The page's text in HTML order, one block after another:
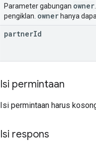
Parameter gabungan owner
pengiklan. owner hanya
partnerId
Isi permintaan
Isi permintaan harus
Isi respons